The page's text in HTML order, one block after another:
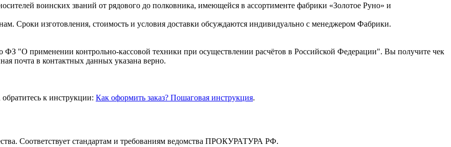
воинских званий от рядового до полковника, имеющейся в ассортименте фабрики «Золотое Руно» и
Сроки изготовления, стоимость и условия доставки обсуждаются индивидуально с менеджером Фабрики.
"О применении контрольно-кассовой техники при осуществлении расчётов в Российской Федерации". Вы получите чек
почта в контактных данных указана верно.
к инструкции: Как оформить заказ? Пошаговая инструкция.
Соответствует стандартам и требованиям ведомства ПРОКУРАТУРА РФ.